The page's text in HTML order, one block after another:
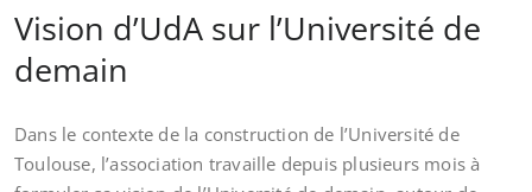
Vision d’UdA sur l’Université de
demain
Dans le contexte de la construction de l’Université de
Toulouse, l’association travaille depuis plusieurs mois à